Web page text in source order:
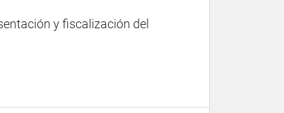
y fiscalización del